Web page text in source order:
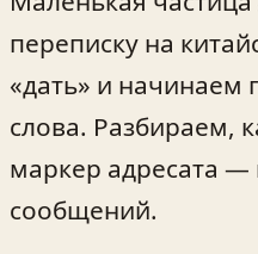
переписку на
«дать» и начинаем
слова. Разбираем,
маркер адресата
сообщений.